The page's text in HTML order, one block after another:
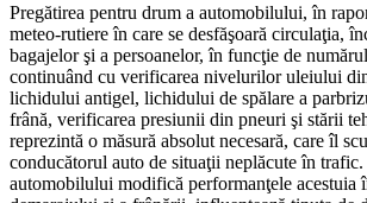
Pregătirea pentru drum a automobilului, în
meteo-rutiere în care se desfăşoară circulaţia,
bagajelor şi a persoanelor, în funcţie de
continuând cu verificarea nivelurilor uleiului
lichidului antigel, lichidului de spălare a
frână, verificarea presiunii din pneuri şi stării
reprezintă o măsură absolut necesară, care îl
conducătorul auto de situaţii neplăcute în trafic.
automobilului modifică performanţele acestuia